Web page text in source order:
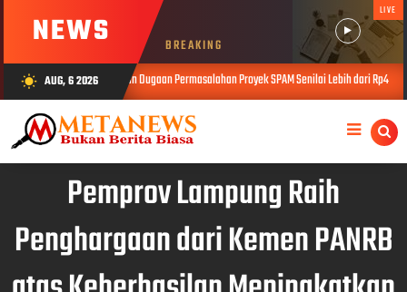
NEWS BREAKING
LIVE
wb_sunny AUG, 6 2026
Laporkan Dugaan Permasalahan Proyek SPAM Senilai Lebih dari Rp4 Miliar ke Kejati
Pemprov Lampung Raih
Penghargaan dari Kemen PANRB